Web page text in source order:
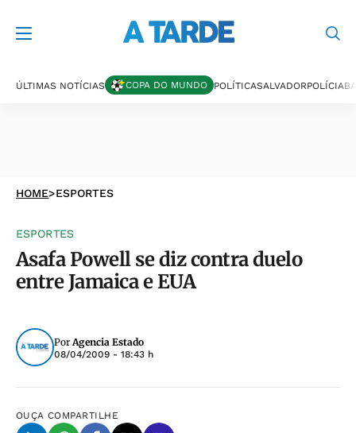
ÚLTIMAS NOTÍCIAS COPA DO MUNDO POLÍTICASALVADORPOLÍCIA
HOME>ESPORTES
ESPORTES
Asafa Powell se diz contra duelo
entre Jamaica e EUA
PorAgencia Estado
08/04/2009 - 18:43 h
OUÇA COMPARTILHE